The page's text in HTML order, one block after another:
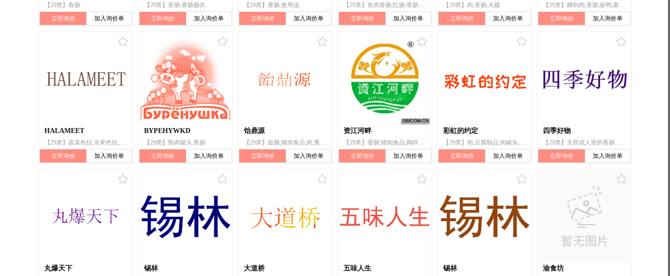
【29类】香肠
立即询价
加入询价单
【29类】香肠;香肠肠衣
立即询价
加入询价单
【29类】香肠;食用油
立即询价
加入询价单
【29类】鱼肉香肠;红肠;香肠肠衣;血肠;香肠
立即询价
加入询价单
【29类】肉;香肠;火腿
立即询价
加入询价单
【29类】腌制肉;香肠;板鸭;家禽（非活）;肉;肉干;虾（非活）;鱼制食品;腌制蔬菜;食用油
立即询价
加入询价单
HALAMEET
【29类】蔬菜色拉;水果色拉;鱼（非活）;虾（非活）;水果罐头;果冻;加工过的花生;奶茶（以奶为主）;香肠;鱼丸子
立即询价
加入询价单
BYPEHYWKD
【29类】熟肉罐头;香肠
立即询价
加入询价单
饴鼎源
【29类】血肠;猪肉食品;肉;熏肉;香肠;家禽(非活);腌制肉;肉罐头;腌制水果;腌制蔬菜
立即询价
加入询价单
资江河畔
【29类】香肠;猪肉食品;捣碎的香肠;死家禽
立即询价
加入询价单
彩虹的约定
【29类】肉;豆腐制品;肉罐头;以果蔬为主的零食小吃;蛋;果冻;加工过的坚果;食用燕窝;天然或人造的香肠肠衣;水果色拉
立即询价
加入询价单
四季好物
【29类】天然或人造的香肠肠衣
立即询价
加入询价单
丸爆天下 锡林 大道桥 五味人生 锡林 渝食坊